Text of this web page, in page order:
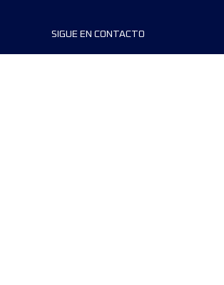
SIGUE EN CONTACTO